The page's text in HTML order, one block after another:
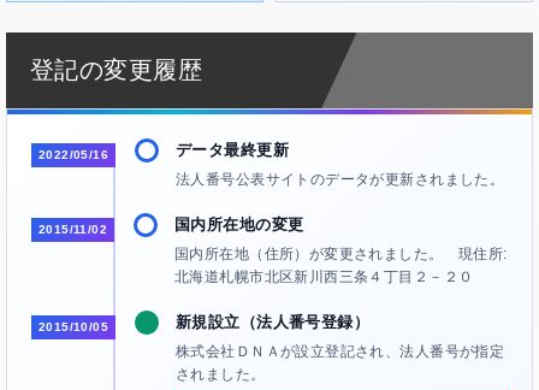
登記の変更履歴
2022/05/16 データ最終更新
法人番号公表サイトのデータが更新されました。
2015/11/02 国内所在地の変更
国内所在地（住所）が変更されました。 現住所:
北海道札幌市北区新川西三条４丁目２－２０
2015/10/05 新規設立（法人番号登録）
株式会社ＤＮＡが設立登記され、法人番号が指定
されました。